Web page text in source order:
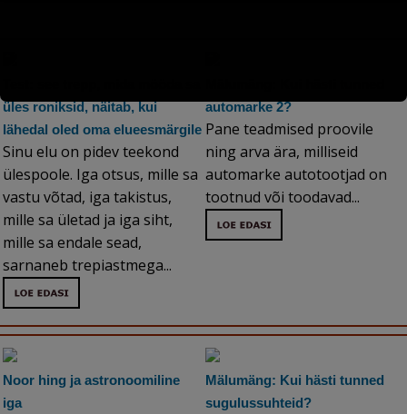
üles roniksid, näitab, kui
lähedal oled oma elueesmärgile
Sinu elu on pidev teekond
ülespoole. Iga otsus, mille sa
vastu võtad, iga takistus,
mille sa ületad ja iga siht,
mille sa endale sead,
sarnaneb trepiastmega...
automarke 2?
Pane teadmised proovile
ning arva ära, milliseid
automarke autotootjad on
tootnud või toodavad...
Noor hing ja astronoomiline
iga
Mälumäng: Kui hästi tunned
sugulussuhteid?